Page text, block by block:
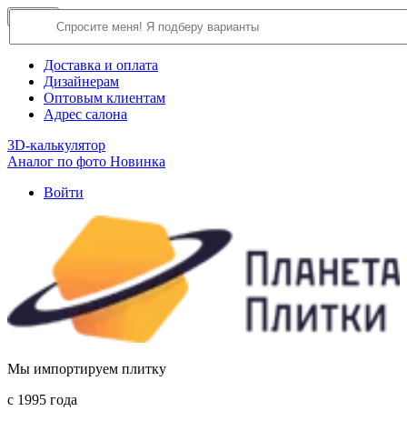
О компании
Доставка и оплата
Дизайнерам
Оптовым клиентам
Адрес салона
3D-калькулятор
Аналог по фото Новинка
Войти
Мы импортируем плитку
c 1995 года